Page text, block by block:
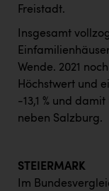
Freistadt.
Insgesamt
Wende. 2021
Höchstwert und
-13,1 % und
neben Salzburg.
STEIERMARK
Im